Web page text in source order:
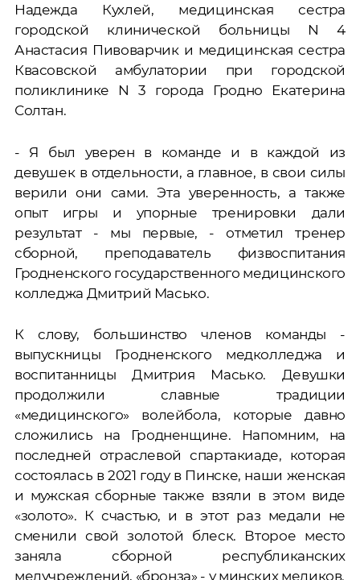
Надежда Кухлей, медицинская сестра
городской клинической больницы N 4
Анастасия Пивоварчик и медицинская сестра
Квасовской амбулатории при городской
поликлинике N 3 города Гродно Екатерина
Солтан.
- Я был уверен в команде и в каждой из
девушек в отдельности, а главное, в свои силы
верили они сами. Эта уверенность, а также
опыт игры и упорные тренировки дали
результат - мы первые, - отметил тренер
сборной, преподаватель физвоспитания
Гродненского государственного медицинского
колледжа Дмитрий Масько.
К слову, большинство членов команды -
выпускницы Гродненского медколледжа и
воспитанницы Дмитрия Масько. Девушки
продолжили славные традиции
«медицинского» волейбола, которые давно
сложились на Гродненщине. Напомним, на
последней отраслевой спартакиаде, которая
состоялась в 2021 году в Пинске, наши женская
и мужская сборные также взяли в этом виде
«золото». К счастью, и в этот раз медали не
сменили свой золотой блеск. Второе место
заняла сборной республиканских
медучреждений, «бронза» - у минских медиков.